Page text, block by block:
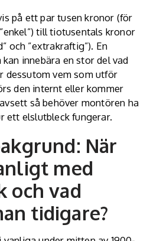
på ett par tusen kronor (för
till tiotusentals kronor
och ”extrakraftig”). En
innebära en stor del vad
dessutom vem som utför
den internt eller kommer
så behöver montören ha
ett elslutbleck fungerar.
När
med
och vad
tidigare?